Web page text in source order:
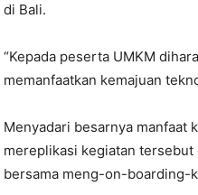
di Bali.
“Kepada peserta UMKM
memanfaatkan kemajuan
Menyadari besarnya manfaat
mereplikasi kegiatan tersebut
bersama meng-on-boarding-